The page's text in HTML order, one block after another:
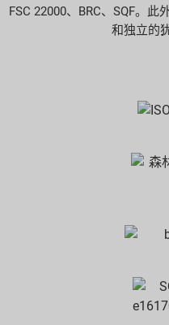
FSC 22000、BRC、SQF。
和独立的